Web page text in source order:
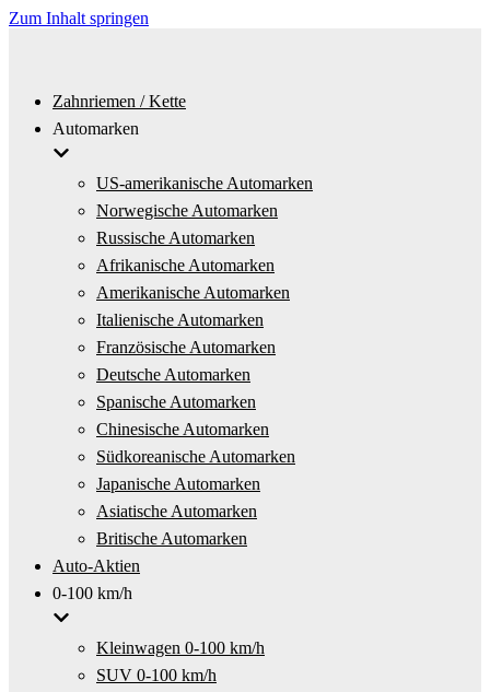
Zum Inhalt springen
Zahnriemen / Kette
Automarken
US-amerikanische Automarken
Norwegische Automarken
Russische Automarken
Afrikanische Automarken
Amerikanische Automarken
Italienische Automarken
Französische Automarken
Deutsche Automarken
Spanische Automarken
Chinesische Automarken
Südkoreanische Automarken
Japanische Automarken
Asiatische Automarken
Britische Automarken
Auto-Aktien
0-100 km/h
Kleinwagen 0-100 km/h
SUV 0-100 km/h